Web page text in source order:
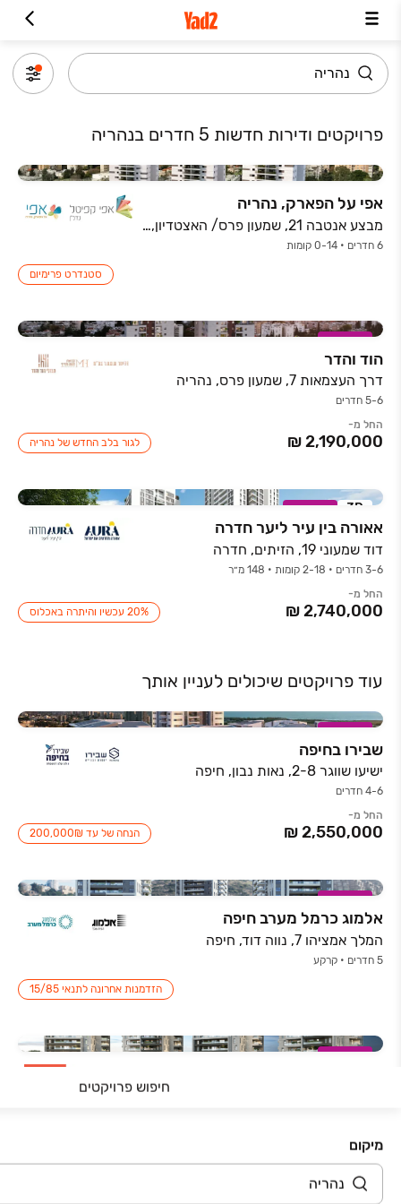
חיפוש פרויקטים
מיקום
פרויקטים ודירות חדשות 5 חדרים בנהריה
אפי על הפארק, נהריה
מבצע אנטבה 21, שמעון פרס/ האצטדיון, נהריה
6 חדרים • 0-14 קומות
סטנדרט פרימיום
במבצע
הוד והדר
דרך העצמאות 7, שמעון פרס, נהריה
5-6 חדרים
החל מ-
לגור בלב החדש של נהריה
3D במבצע
אאורה בין עיר ליער חדרה
דוד שמעוני 19, הזיתים, חדרה
3-6 חדרים • 2-18 קומות • 148 מ״ר
החל מ-
20% עכשיו והיתרה באכלוס
עוד פרויקטים שיכולים לעניין אותך
במבצע
שבירו בחיפה
ישיעו שווגר 2-8, נאות נבון, חיפה
4-6 חדרים
החל מ-
הנחה של עד ‏₪‏200,000
במבצע
אלמוג כרמל מערב חיפה
המלך אמציהו 7, נווה דוד, חיפה
5 חדרים • קרקע
הזדמנות אחרונה לתנאי 15/85
במבצע
החל מ-